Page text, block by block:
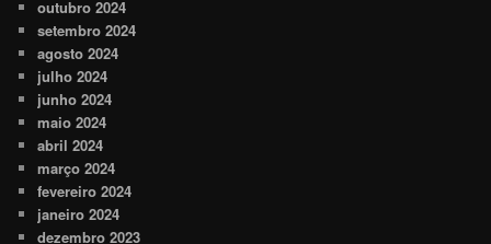
outubro 2024
setembro 2024
agosto 2024
julho 2024
junho 2024
maio 2024
abril 2024
março 2024
fevereiro 2024
janeiro 2024
dezembro 2023